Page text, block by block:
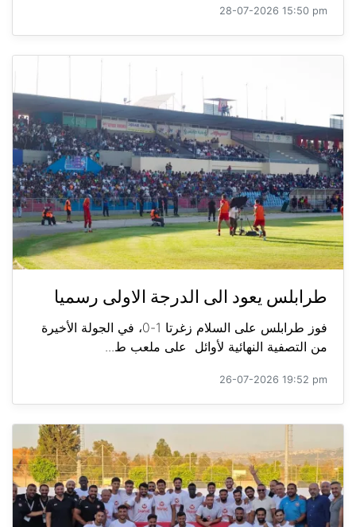
28-07-2026 15:50 pm
طرابلس يعود الى الدرجة الاولى رسميا
فوز طرابلس على السلام زغرتا 1-0، في الجولة الأخيرة
من التصفية النهائية لأوائل على ملعب ط...
26-07-2026 19:52 pm